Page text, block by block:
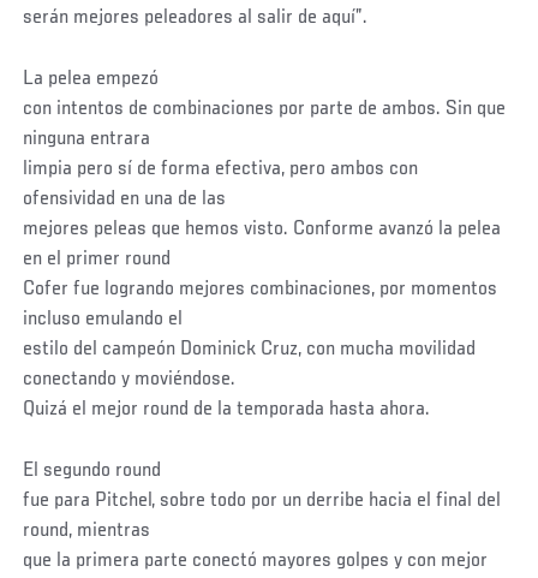
serán mejores peleadores al salir de aquí”.
La pelea empezó
con intentos de combinaciones por parte de ambos. Sin que
ninguna entrara
limpia pero sí de forma efectiva, pero ambos con
ofensividad en una de las
mejores peleas que hemos visto. Conforme avanzó la pelea
en el primer round
Cofer fue logrando mejores combinaciones, por momentos
incluso emulando el
estilo del campeón Dominick Cruz, con mucha movilidad
conectando y moviéndose.
Quizá el mejor round de la temporada hasta ahora.
El segundo round
fue para Pitchel, sobre todo por un derribe hacia el final del
round, mientras
que la primera parte conectó mayores golpes y con mejor